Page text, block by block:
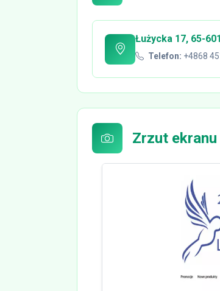
Łużycka 17, 65-
Telefon: +4868
Zrzut